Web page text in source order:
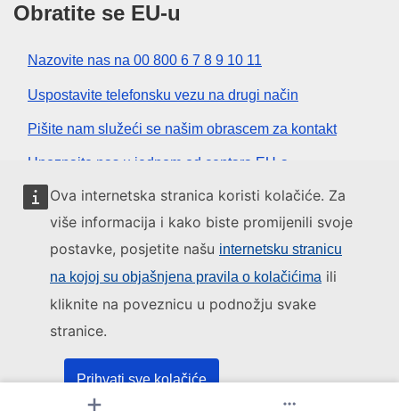
Ova internetska stranica koristi kolačiće. Za
više informacija i kako biste promijenili svoje
postavke, posjetite našu internetsku stranicu
na kojoj su objašnjena pravila o kolačićima ili
kliknite na poveznicu u podnožju svake
stranice.
Prihvati sve kolačiće
Obratite se EU-u
Nazovite nas na 00 800 6 7 8 9 10 11
Uspostavite telefonsku vezu na drugi način
Pišite nam služeći se našim obrascem za kontakt
Upoznajte nas u jednom od centara EU-a
Društvene mreže
Institucije i tijela EU-a